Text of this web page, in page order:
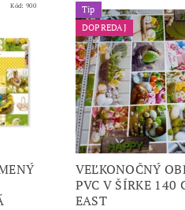
Kód:900
Tip
DOPREDAJ
VEĽKONOČNÝ
PVC V ŠÍRKE 140
EAST